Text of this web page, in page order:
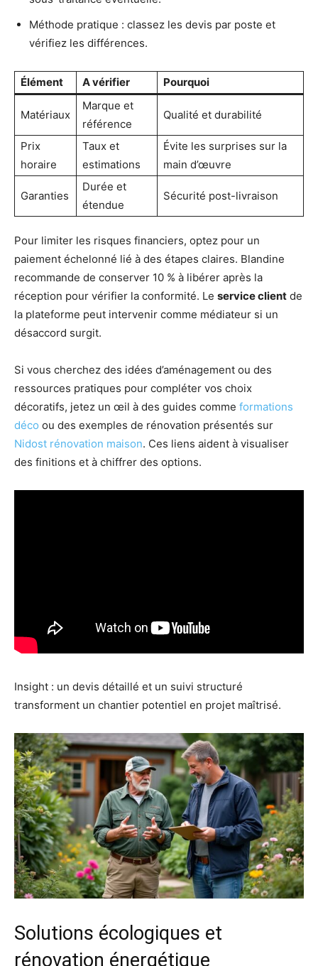
Méthode pratique : classez les devis par poste et
vérifiez les différences.
Élément A vérifier Pourquoi
Matériaux
Marque et
référence
Qualité et durabilité
Prix
horaire
Taux et
estimations
Évite les surprises sur la
main d’œuvre
Garanties
Durée et
étendue
Sécurité post-livraison
Pour limiter les risques financiers, optez pour un
paiement échelonné lié à des étapes claires. Blandine
recommande de conserver 10 % à libérer après la
réception pour vérifier la conformité. Le service client de
la plateforme peut intervenir comme médiateur si un
désaccord surgit.
Si vous cherchez des idées d’aménagement ou des
ressources pratiques pour compléter vos choix
décoratifs, jetez un œil à des guides comme formations
déco ou des exemples de rénovation présentés sur
Nidost rénovation maison. Ces liens aident à visualiser
des finitions et à chiffrer des options.
Insight : un devis détaillé et un suivi structuré
transforment un chantier potentiel en projet maîtrisé.
Solutions écologiques et
rénovation énergétique